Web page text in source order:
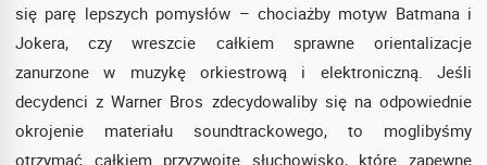
się parę lepszych pomysłów – chociażby motyw Batmana i
Jokera, czy wreszcie całkiem sprawne orientalizacje
zanurzone w muzykę orkiestrową i elektroniczną. Jeśli
decydenci z Warner Bros zdecydowaliby się na odpowiednie
okrojenie materiału soundtrackowego, to moglibyśmy
otrzymać całkiem przyzwoite słuchowisko, które zapewne